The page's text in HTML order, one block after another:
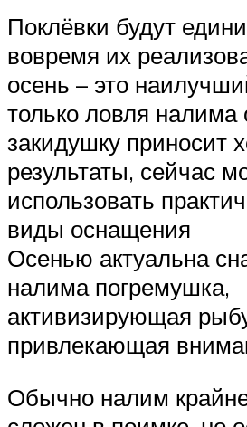
Поклёвки будут
вовремя их
осень – это
только ловля
закидушку приносит
результаты, сейчас
использовать
виды оснащения
Осенью актуальна
налима погремушка,
активизирующая
привлекающая
Обычно налим